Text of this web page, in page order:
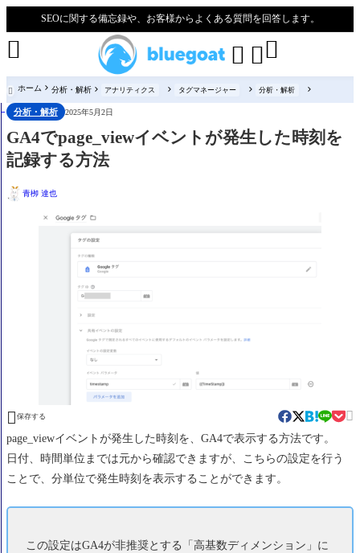
SEOに関する備忘録や、お客様からよくある質問を回答します。
 

 ホーム 分析・解析 アナリティクス タグマネージャー 分析・解析
分析・解析 2025年5月2日
GA4でpage_viewイベントが発生した時刻を
記録する方法
青栁 達也
 保存する 
page_viewイベントが発生した時刻を、GA4で表示する方法です。
日付、時間単位までは元から確認できますが、こちらの設定を行う
ことで、分単位で発生時刻を表示することができます。
この設定はGA4が非推奨とする「高基数ディメンション」に